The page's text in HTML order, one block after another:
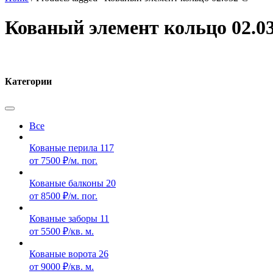
Кованый элемент кольцо
Категории
Все
Кованые перила 117
от 7500 ₽/м. пог.
Кованые балконы 20
от 8500 ₽/м. пог.
Кованые заборы 11
от 5500 ₽/кв. м.
Кованые ворота 26
от 9000 ₽/кв. м.